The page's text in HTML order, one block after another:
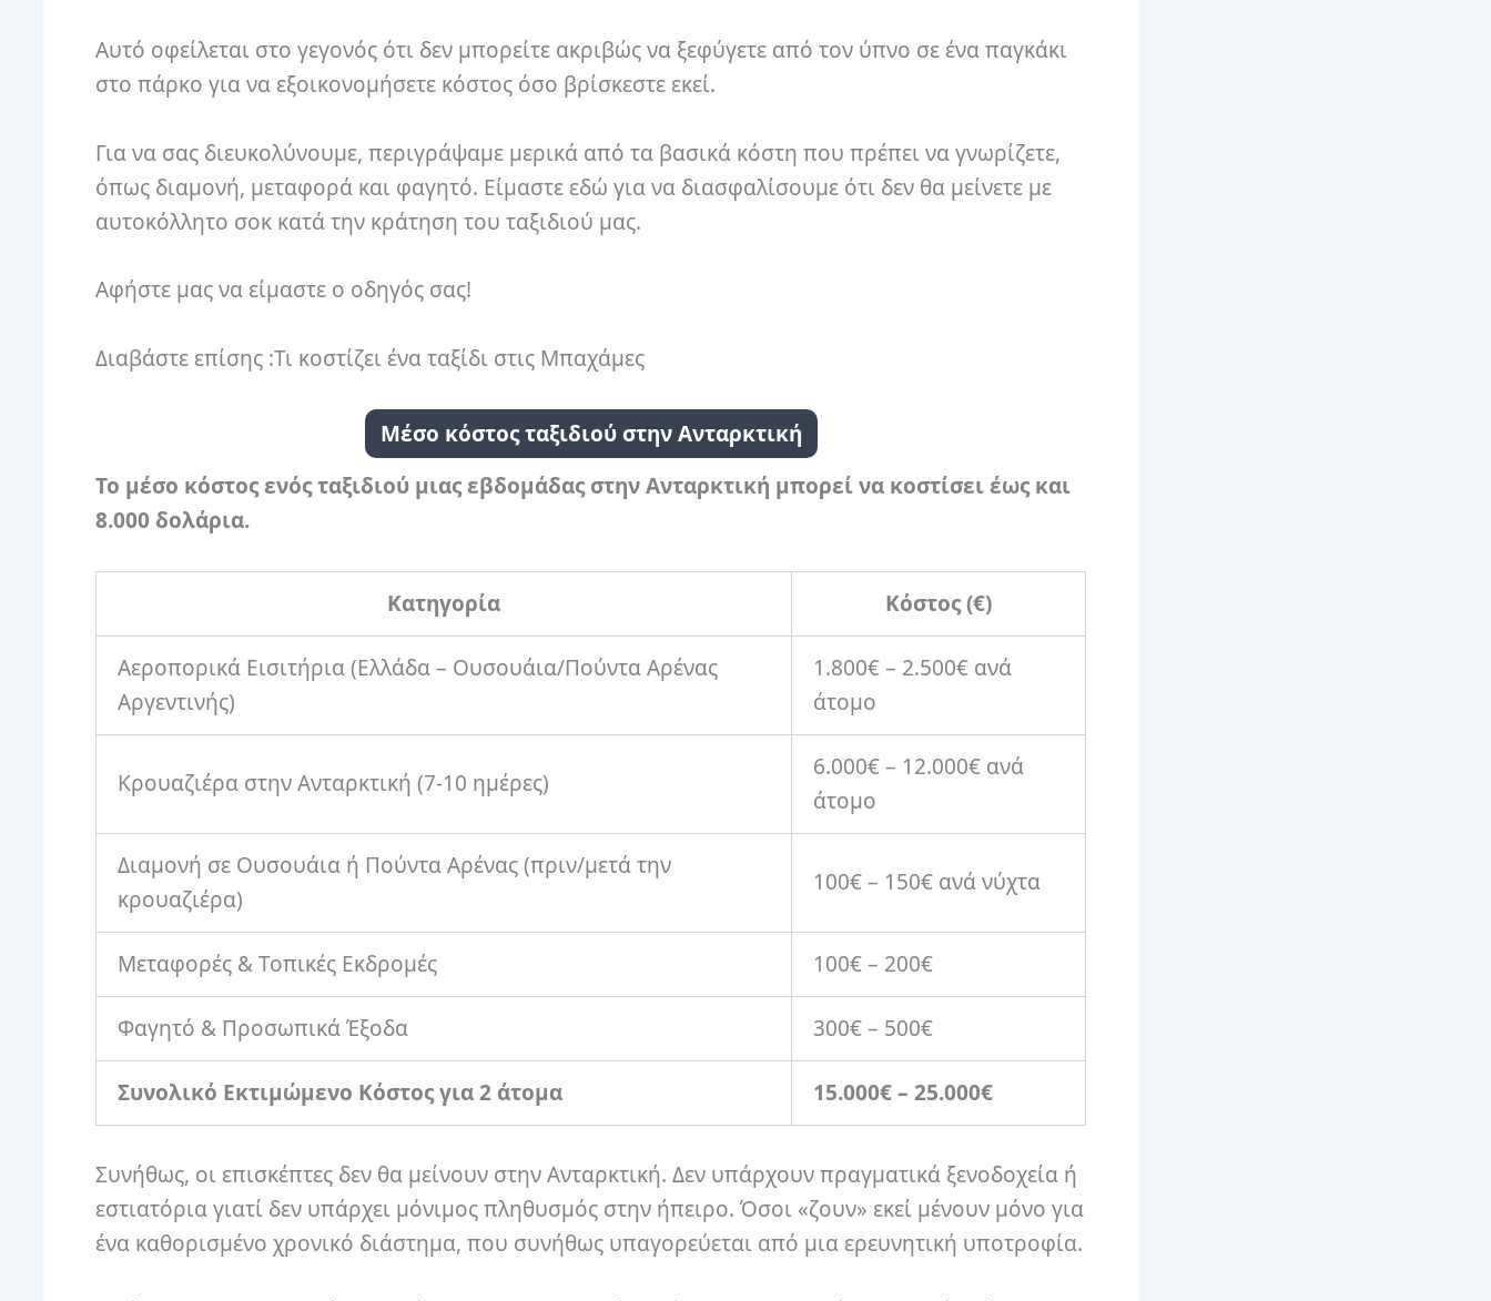
Αυτό οφείλεται στο γεγονός ότι δεν μπορείτε ακριβώς να ξεφύγετε από τον ύπνο σε ένα παγκάκι
στο πάρκο για να εξοικονομήσετε κόστος όσο βρίσκεστε εκεί.
Για να σας διευκολύνουμε, περιγράψαμε μερικά από τα βασικά κόστη που πρέπει να γνωρίζετε,
όπως διαμονή, μεταφορά και φαγητό. Είμαστε εδώ για να διασφαλίσουμε ότι δεν θα μείνετε με
αυτοκόλλητο σοκ κατά την κράτηση του ταξιδιού μας.
Αφήστε μας να είμαστε ο οδηγός σας!
Διαβάστε επίσης :Τι κοστίζει ένα ταξίδι στις Μπαχάμες
Μέσο κόστος ταξιδιού στην Ανταρκτική
Το μέσο κόστος ενός ταξιδιού μιας εβδομάδας στην Ανταρκτική μπορεί να κοστίσει έως και
8.000 δολάρια.
Κατηγορία Κόστος (€)
Αεροπορικά Εισιτήρια (Ελλάδα – Ουσουάια/Πούντα Αρένας
Αργεντινής)
1.800€ – 2.500€ ανά
άτομο
Κρουαζιέρα στην Ανταρκτική (7-10 ημέρες)
6.000€ – 12.000€ ανά
άτομο
Διαμονή σε Ουσουάια ή Πούντα Αρένας (πριν/μετά την
κρουαζιέρα)
100€ – 150€ ανά νύχτα
Μεταφορές & Τοπικές Εκδρομές 100€ – 200€
Φαγητό & Προσωπικά Έξοδα 300€ – 500€
Συνολικό Εκτιμώμενο Κόστος για 2 άτομα 15.000€ – 25.000€
Συνήθως, οι επισκέπτες δεν θα μείνουν στην Ανταρκτική. Δεν υπάρχουν πραγματικά ξενοδοχεία ή
εστιατόρια γιατί δεν υπάρχει μόνιμος πληθυσμός στην ήπειρο. Όσοι «ζουν» εκεί μένουν μόνο για
ένα καθορισμένο χρονικό διάστημα, που συνήθως υπαγορεύεται από μια ερευνητική υποτροφία.